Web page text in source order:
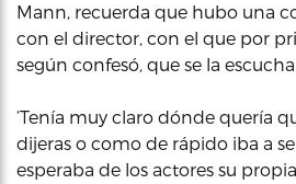
Mann, recuerda que hubo una
con el director, con el que por
según confesó, que se la
‘Tenía muy claro dónde quería
dijeras o como de rápido iba a
esperaba de los actores su